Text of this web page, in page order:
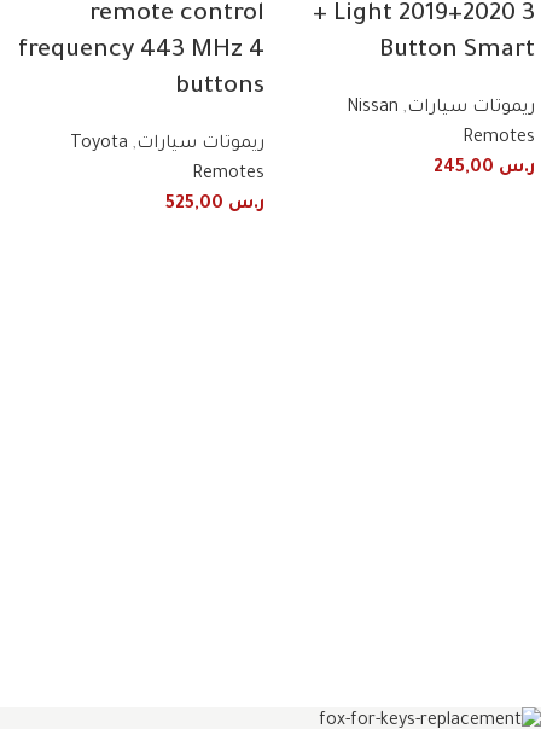
+ Light 2019+2020 3
Button Smart
ريموتات سيارات,
Nissan
Remotes
ر.س
remote control
frequency 443 MHz 4
buttons
ريموتات سيارات,
Toyota
Remotes
ر.س